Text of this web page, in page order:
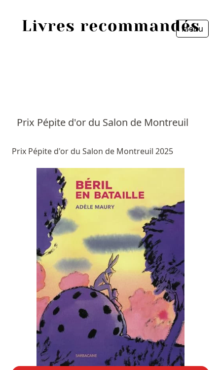
Menu
Prix Pépite d'or du Salon de Montreuil
Prix Pépite d'or du Salon de Montreuil 2025
Livres les plus recommandés
Prix littéraires
Fermer